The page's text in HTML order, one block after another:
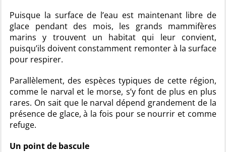
Puisque la surface de l’eau est maintenant libre de
glace pendant des mois, les grands mammifères
marins y trouvent un habitat qui leur convient,
puisqu’ils doivent constamment remonter à la surface
pour respirer.
Parallèlement, des espèces typiques de cette région,
comme le narval et le morse, s’y font de plus en plus
rares. On sait que le narval dépend grandement de la
présence de glace, à la fois pour se nourrir et comme
refuge.
Un point de bascule